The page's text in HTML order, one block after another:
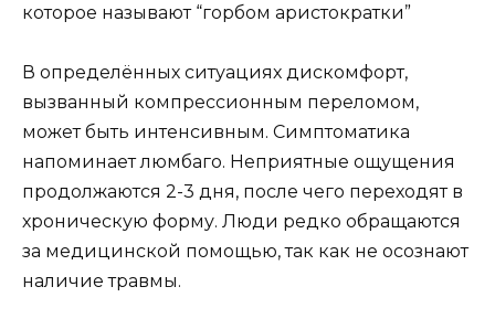
которое называют “горбом аристократки”
В определённых ситуациях дискомфорт,
вызванный компрессионным переломом,
может быть интенсивным. Симптоматика
напоминает люмбаго. Неприятные ощущения
продолжаются 2-3 дня, после чего переходят в
хроническую форму. Люди редко обращаются
за медицинской помощью, так как не осознают
наличие травмы.